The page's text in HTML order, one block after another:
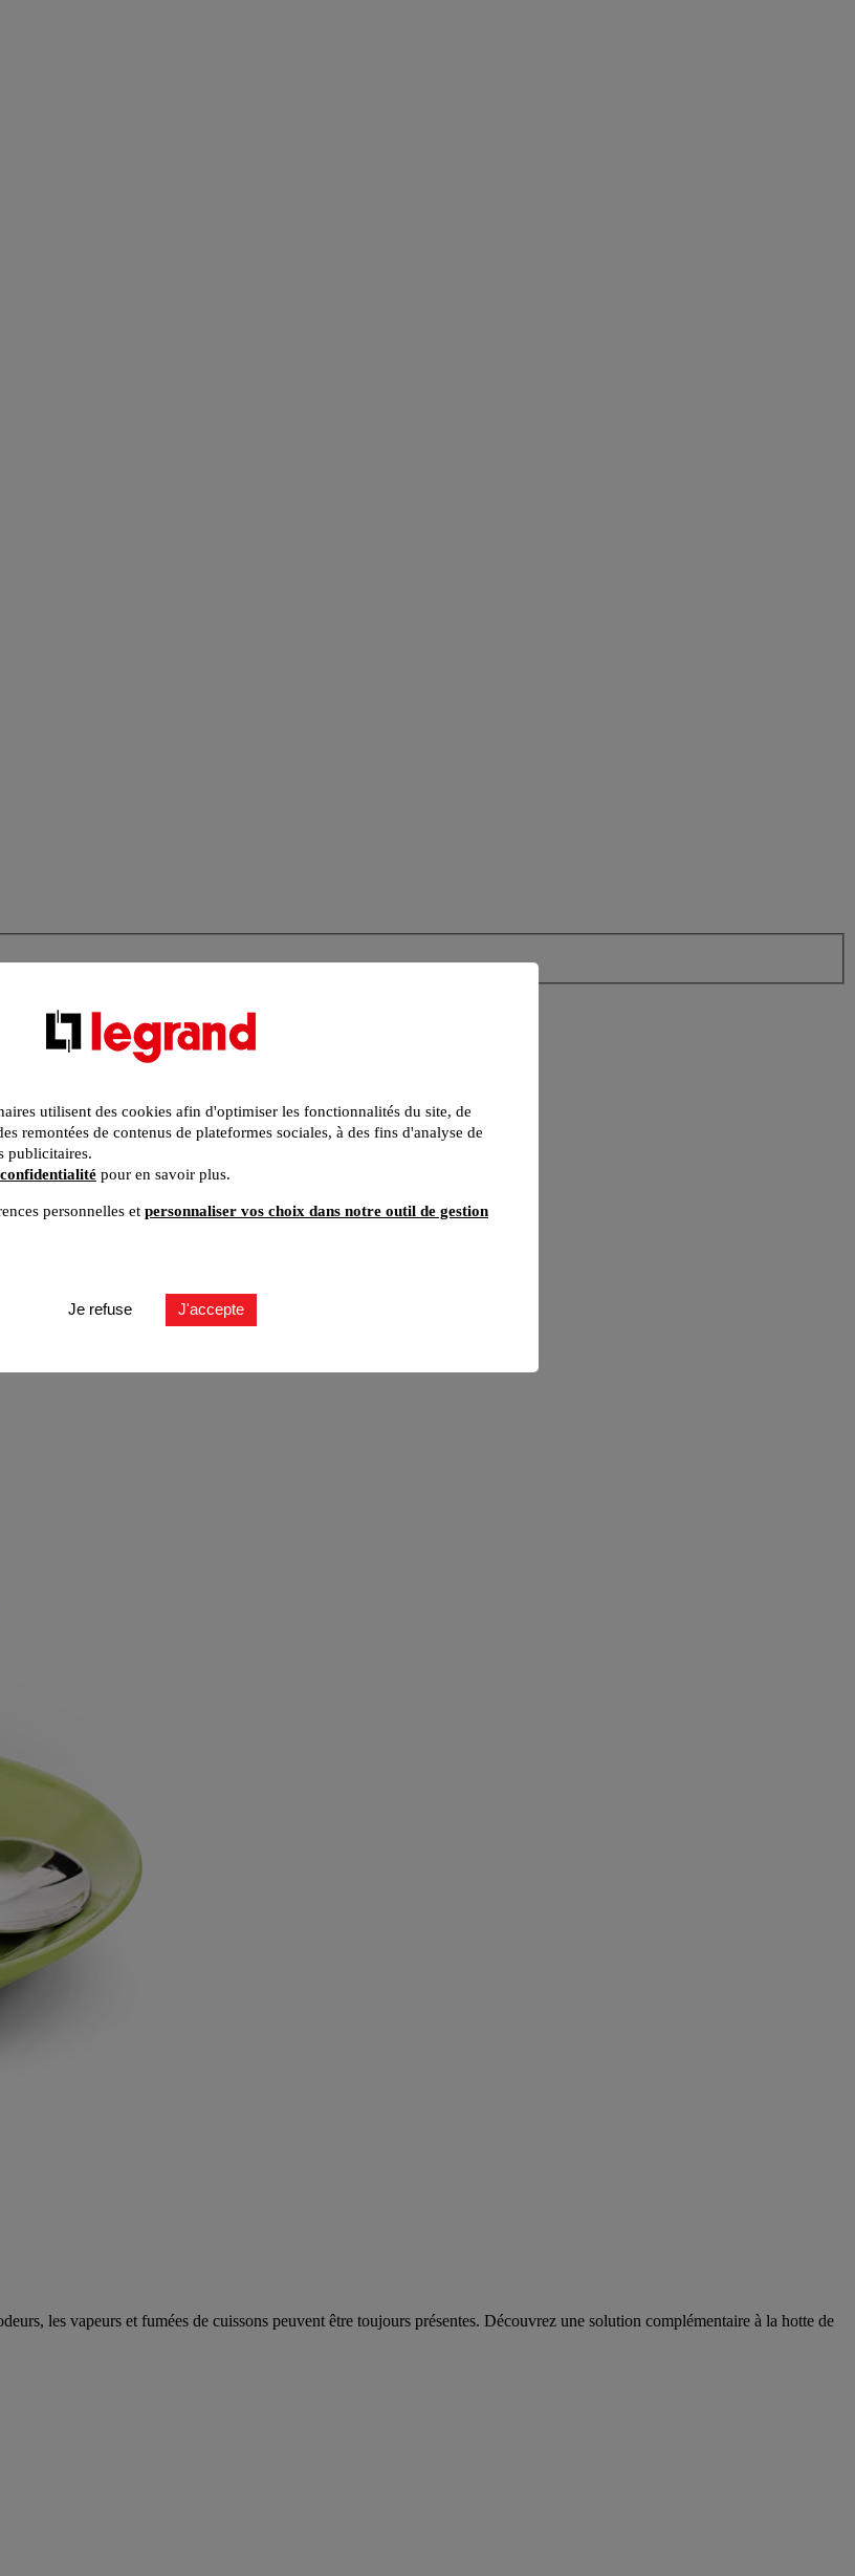
les vapeurs et fumées de cuissons peuvent être toujours présentes. Découvrez une solution complémentaire à la hotte de
utilisent des cookies afin d'optimiser les fonctionnalités du site, de
remontées de contenus de plateformes sociales, à des fins d'analyse de
publicitaires.
pour en savoir plus.
personnelles et personnaliser vos choix dans notre outil de gestion
Je refuse J'accepte